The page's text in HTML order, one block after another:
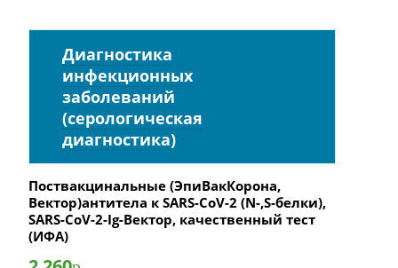
Диагностика
инфекционных
заболеваний
(серологическая
диагностика)
Поствакцинальные (ЭпиВакКорона,
Вектор)антитела к SARS-CoV-2 (N-,S-белки),
SARS-CoV-2-Ig-Вектор, качественный тест
(ИФА)